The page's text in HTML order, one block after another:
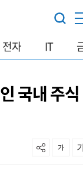
전자 IT
국내 주식